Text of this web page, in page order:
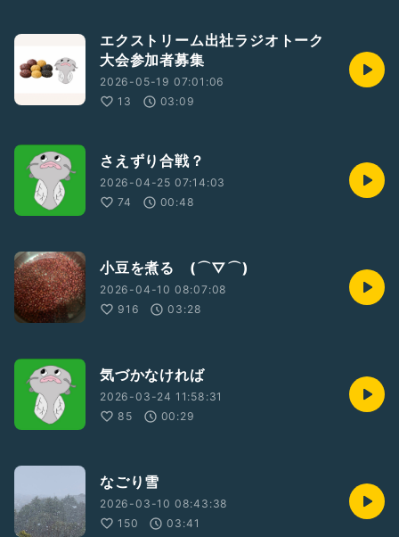
エクストリーム出社ラジオトーク
大会参加者募集
2026-05-19 07:01:06
13
03:09
さえずり合戦？
2026-04-25 07:14:03
74
00:48
小豆を煮る (⌒▽⌒)
2026-04-10 08:07:08
916
03:28
気づかなければ
2026-03-24 11:58:31
85
00:29
なごり雪
2026-03-10 08:43:38
150
03:41